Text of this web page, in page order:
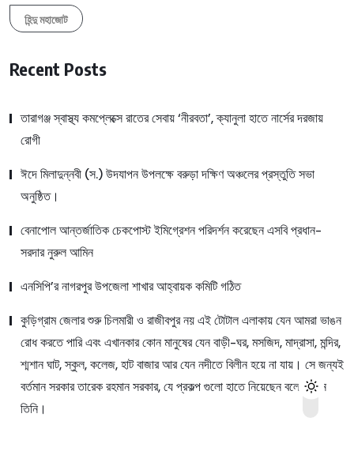
হিন্দু মহাজোট
Recent Posts
তারাগঞ্জ স্বাস্থ্য কমপ্লেক্সে রাতের সেবায় ‘নীরবতা’, ক্যানুলা হাতে নার্সের দরজায়
রোগী
ঈদে মিলাদুন্নবী (স.) উদযাপন উপলক্ষে বরুড়া দক্ষিণ অঞ্চলের প্রস্তুতি সভা
অনুষ্ঠিত।
বেনাপোল আন্তর্জাতিক চেকপোস্ট ইমিগ্রেশন পরিদর্শন করেছেন এসবি প্রধান-
সরদার নুরুল আমিন
এনসিপি’র নাগরপুর উপজেলা শাখার আহ্বায়ক কমিটি গঠিত
কুড়িগ্রাম জেলার শুরু চিলমারী ও রাজীবপুর নয় এই টোটাল এলাকায় যেন আমরা ভাঙন
রোধ করতে পারি এবং এখানকার কোন মানুষের যেন বাড়ী-ঘর, মসজিদ, মাদ্রাসা, মন্দির,
শ্মশান ঘাট, স্কুল, কলেজ, হাট বাজার আর যেন নদীতে বিলীন হয়ে না যায়। সে জন্যই
বর্তমান সরকার তারেক রহমান সরকার, যে প্রকল্প গুলো হাতে নিয়েছেন বলে জানান
তিনি।